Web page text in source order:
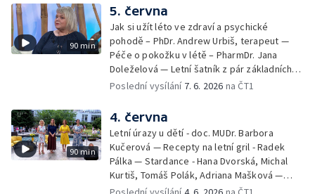
90 min
5. června
Jak si užít léto ve zdraví a psychické
pohodě – PhDr. Andrew Urbiš, terapeut —
Péče o pokožku v létě – PharmDr. Jana
Doleželová — Letní šatník z pár základních
kousků – Luděk Šmehlík, stylista —
slavnosti – Jiří Krhut, hudebník — Vaření:
letní párty s přáteli – Pavla Pavelková —
Festival v ulicích – Petra Hradilová — Muzejní
noc
Poslední vysílání 7. 6. 2026 na ČT1
90 min
4. června
Letní úrazy u dětí - doc. MUDr. Barbora
Kučerová — Recepty na letní gril - Radek
Pálka — Stardance - Hana Dvorská, Michal
Kurtiš, Tomáš Polák, Adriana Mašková —
Debbie — Dětský čin roku — Zooterapie -